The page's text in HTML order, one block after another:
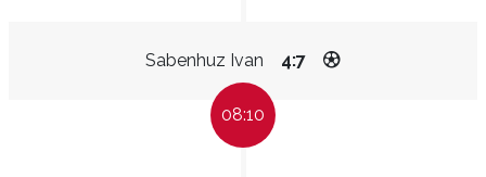
Sabenhuz Ivan 4:7
08:10